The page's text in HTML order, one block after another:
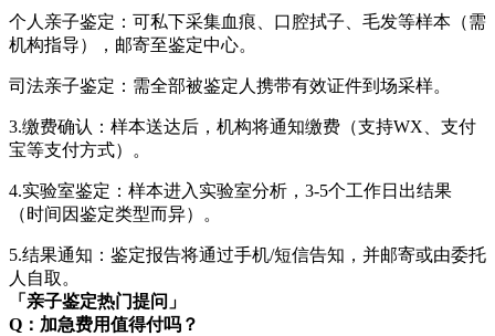
个人亲子鉴定：可私下采集血痕、口腔拭子、毛发等样本（需
机构指导），邮寄至鉴定中心。
司法亲子鉴定：需全部被鉴定人携带有效证件到场采样。
3.缴费确认：样本送达后，机构将通知缴费（支持WX、支付
宝等支付方式）。
4.实验室鉴定：样本进入实验室分析，3-5个工作日出结果
（时间因鉴定类型而异）。
5.结果通知：鉴定报告将通过手机/短信告知，并邮寄或由委托
人自取。
「亲子鉴定热门提问」
Q：加急费用值得付吗？